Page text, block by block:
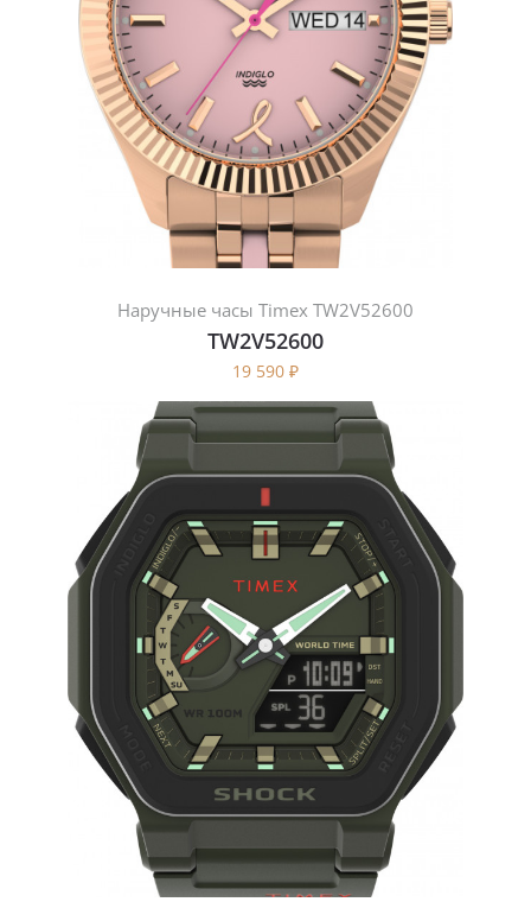
Наручные часы Timex TW2V52600
TW2V52600
19 590 ₽